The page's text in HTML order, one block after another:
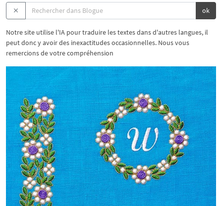
ok
Notre site utilise l'IA pour traduire les textes dans d'autres langues, il
peut donc y avoir des inexactitudes occasionnelles. Nous vous
remercions de votre compréhension